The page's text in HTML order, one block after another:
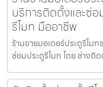
บริการติดตั้งและซ่
รีโมท มืออาชีพ
ร้านขายมอเตอร์ประตูรีโม
ซ่อมประตูรีโมท โดย ช่างติ